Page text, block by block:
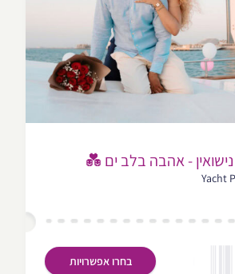
- אהבה בלב ים 💑
Yacht
בחרו אפשרויות